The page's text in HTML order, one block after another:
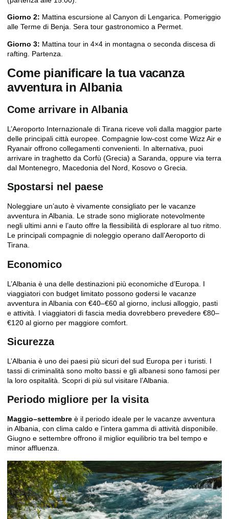
Giorno 2: Mattina escursione al Canyon di Lengarica. Pomeriggio
alle Terme di Benja. Sera tour gastronomico a Permet.
Giorno 3: Mattina tour in 4×4 in montagna o seconda discesa di
rafting. Partenza.
Come pianificare la tua vacanza
avventura in Albania
Come arrivare in Albania
L’Aeroporto Internazionale di Tirana riceve voli dalla maggior parte
delle principali città europee. Compagnie low-cost come Wizz Air e
Ryanair offrono collegamenti convenienti. In alternativa, puoi
arrivare in traghetto da Corfù (Grecia) a Saranda, oppure via terra
dal Montenegro, Macedonia del Nord, Kosovo o Grecia.
Spostarsi nel paese
Noleggiare un’auto è vivamente consigliato per le vacanze
avventura in Albania. Le strade sono migliorate notevolmente
negli ultimi anni e l’auto offre la flessibilità di esplorare al tuo ritmo.
Le principali compagnie di noleggio operano dall’Aeroporto di
Tirana.
Economico
L’Albania è una delle destinazioni più economiche d’Europa. I
viaggiatori con budget limitato possono godersi le vacanze
avventura in Albania con €40–€60 al giorno, inclusi alloggio, pasti
e attività. I viaggiatori di fascia media dovrebbero prevedere €80–
€120 al giorno per maggiore comfort.
Sicurezza
L’Albania è uno dei paesi più sicuri del sud Europa per i turisti. I
tassi di criminalità sono molto bassi e gli albanesi sono famosi per
la loro ospitalità. Scopri di più sul visitare l’Albania
Periodo migliore per la visita
Maggio–settembre è il periodo ideale per le vacanze avventura
in Albania, con clima caldo e l’intera gamma di attività disponibile.
Giugno e settembre offrono il miglior equilibrio tra bel tempo e
minor affluenza.